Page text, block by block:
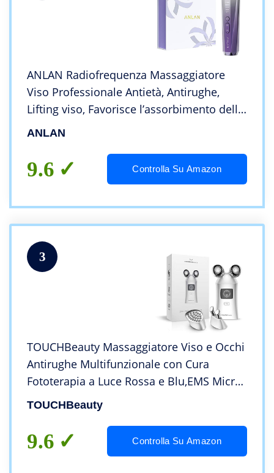
ANLAN Radiofrequenza Massaggiatore
Viso Professionale Antietà, Antirughe,
Lifting viso, Favorisce l’assorbimento della
Crema
ANLAN
9.6 Controlla Su Amazon
3
TOUCHBeauty Massaggiatore Viso e Occhi
Antirughe Multifunzionale con Cura
Fototerapia a Luce Rossa e Blu,EMS Micro-
corrente,Rassodamento e Lifting
Facciale,Anti-età Anti-acne AG-1767
TOUCHBeauty
9.6 Controlla Su Amazon